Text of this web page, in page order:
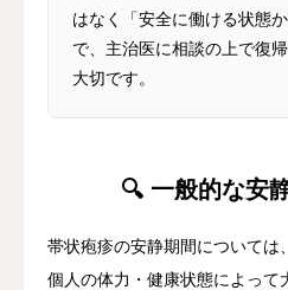
はなく「安全に働ける状態
で、主治医に相談の上で復
大切です。
🔍 一般的な安
帯状疱疹の安静期間については
個人の体力・健康状態によって